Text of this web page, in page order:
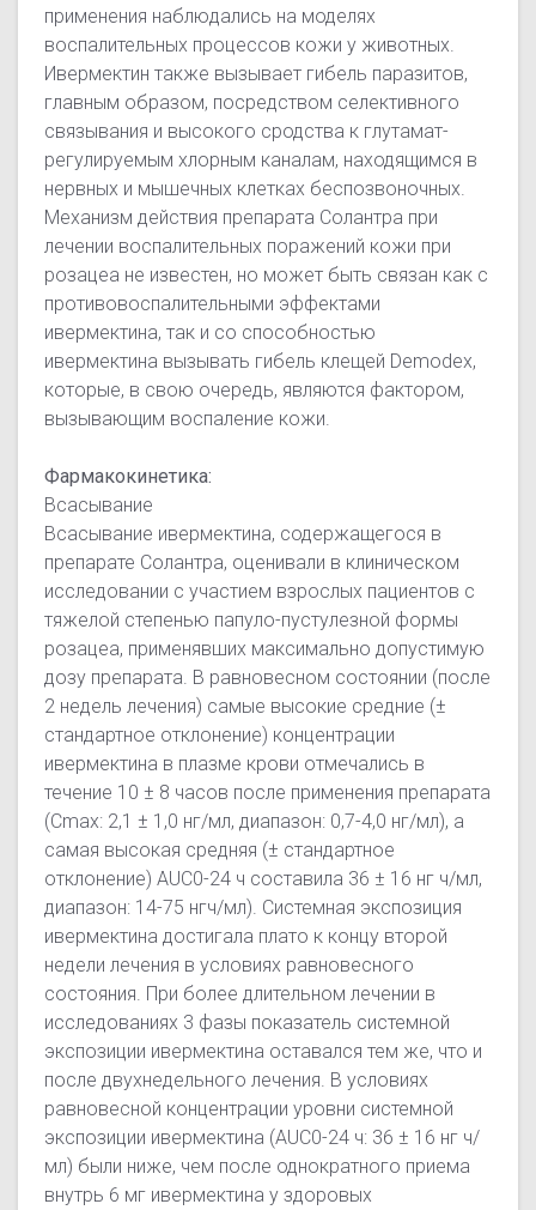
применения наблюдались на моделях
воспалительных процессов кожи у животных.
Ивермектин также вызывает гибель паразитов,
главным образом, посредством селективного
связывания и высокого сродства к глутамат-
регулируемым хлорным каналам, находящимся в
нервных и мышечных клетках беспозвоночных.
Механизм действия препарата Солантра при
лечении воспалительных поражений кожи при
розацеа не известен, но может быть связан как с
противовоспалительными эффектами
ивермектина, так и со способностью
ивермектина вызывать гибель клещей Demodex,
которые, в свою очередь, являются фактором,
вызывающим воспаление кожи.
Фармакокинетика:
Всасывание
Всасывание ивермектина, содержащегося в
препарате Солантра, оценивали в клиническом
исследовании с участием взрослых пациентов с
тяжелой степенью папуло-пустулезной формы
розацеа, применявших максимально допустимую
дозу препарата. В равновесном состоянии (после
2 недель лечения) самые высокие средние (±
стандартное отклонение) концентрации
ивермектина в плазме крови отмечались в
течение 10 ± 8 часов после применения препарата
(Сmах: 2,1 ± 1,0 нг/мл, диапазон: 0,7-4,0 нг/мл), а
самая высокая средняя (± стандартное
отклонение) AUC0-24 ч составила 36 ± 16 нг ч/мл,
диапазон: 14-75 нгч/мл). Системная экспозиция
ивермектина достигала плато к концу второй
недели лечения в условиях равновесного
состояния. При более длительном лечении в
исследованиях 3 фазы показатель системной
экспозиции ивермектина оставался тем же, что и
после двухнедельного лечения. В условиях
равновесной концентрации уровни системной
экспозиции ивермектина (AUC0-24 ч: 36 ± 16 нг ч/
мл) были ниже, чем после однократного приема
внутрь 6 мг ивермектина у здоровых